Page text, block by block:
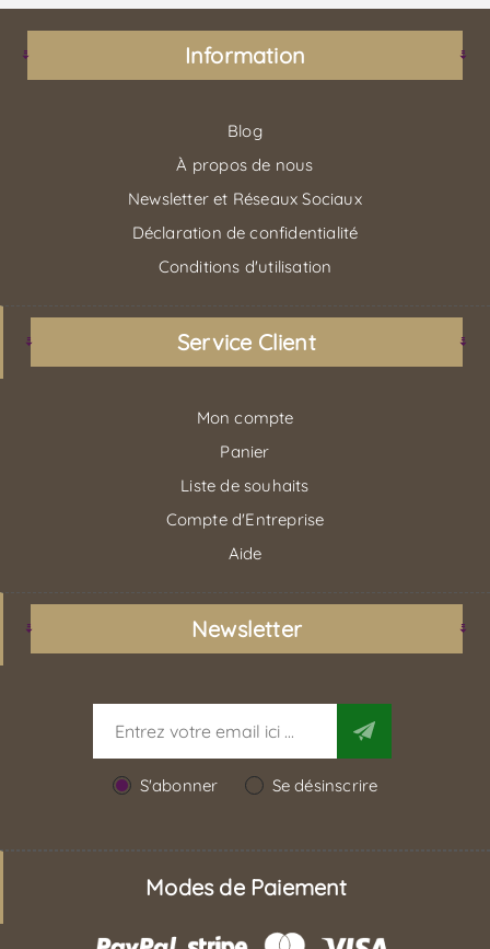
Information
Blog
À propos de nous
Newsletter et Réseaux Sociaux
Déclaration de confidentialité
Conditions d'utilisation
Service Client
Mon compte
Panier
Liste de souhaits
Compte d'Entreprise
Aide
Newsletter
S'abonner Se désinscrire
Modes de Paiement